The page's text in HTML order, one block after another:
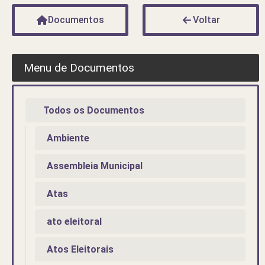
Documentos Voltar
Menu de Documentos
Todos os Documentos
Ambiente
Assembleia Municipal
Atas
ato eleitoral
Atos Eleitorais